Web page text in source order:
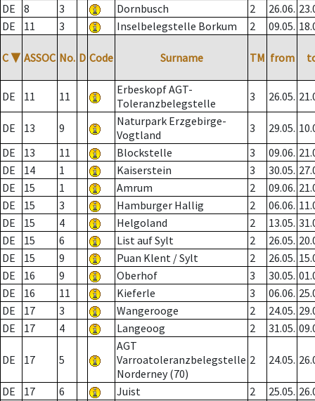
DE
8 3 Dornbusch 2 26.06.
DE
11 3 Inselbelegstelle Borkum 2 09.05.
C ▼ ASSOC No. D Code Surname TM from
DE 11 11
Erbeskopf AGT-
Toleranzbelegstelle
3 26.05.
DE 13 9
Naturpark Erzgebirge-
Vogtland
3 29.05.
DE
13 11 Blockstelle 3 09.06.
DE
14 1 Kaiserstein 3 30.05.
DE
15 1 Amrum 2 09.06.
DE
15 3 Hamburger Hallig 2 06.06.
DE
15 4 Helgoland 2 13.05.
DE
15 6 List auf Sylt 2 26.05.
DE
15 9 Puan Klent / Sylt 2 26.05.
DE
16 9 Oberhof 3 30.05.
DE
16 11 Kieferle 3 06.06.
DE
17 3 Wangerooge 2 24.05.
DE
17 4 Langeoog 2 31.05.
DE 17 5
AGT
Varroatoleranzbelegstelle
Norderney (70)
2 24.05.
DE 17 6 Juist 2 25.05.